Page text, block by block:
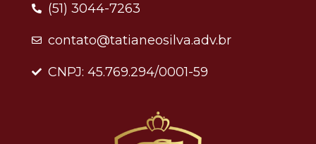
(51) 3044-7263
contato@tatianeosilva.adv.br
CNPJ: 45.769.294/0001-59